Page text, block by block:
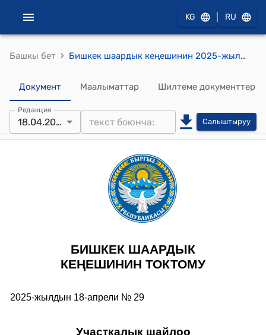
KG RU
Башкы бет › Бишкек шаардык кеңешинин 2025-жылдын 18-апрели № 29 "Участкалык шайлоо комиссиялардын резервин толуктап комплекттөө үчүн талапкерлердин тизмесин берүү жөнүндө" токтому
Документ Маалыматтар Шилтеме документтер
Редакция
18.04.2025 Салыштыруу